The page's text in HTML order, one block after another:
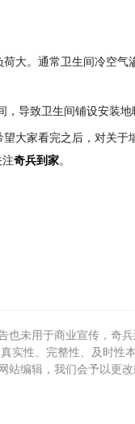
大。通常卫生间冷空气
导致卫生间铺设安装地
大家看完之后，对关于
奇兵到家。
未用于商业宣传，奇
实性、完整性、及时性
编辑，我们会予以更